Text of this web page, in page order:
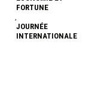
FORTUNE
,
JOURNÉE
INTERNATIONALE